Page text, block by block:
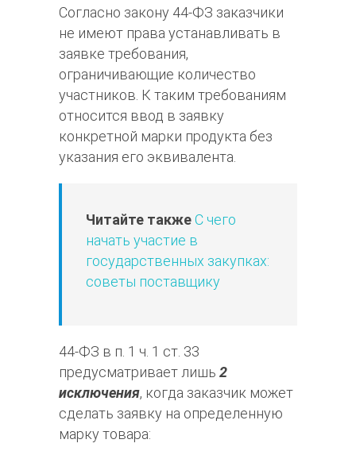
Согласно закону 44-ФЗ заказчики
не имеют права устанавливать в
заявке требования,
ограничивающие количество
участников. К таким требованиям
относится ввод в заявку
конкретной марки продукта без
указания его эквивалента.
Читайте такжеС чего
начать участие в
государственных закупках:
советы поставщику
44-ФЗ в п. 1 ч. 1 ст. 33
предусматривает лишь 2
исключения, когда заказчик может
сделать заявку на определенную
марку товара: